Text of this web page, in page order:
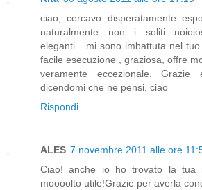
ciao, cercavo disperatamente
naturalmente non i soliti
eleganti....mi sono imbattuta nel
facile esecuzione , graziosa, offre
veramente eccezionale.
dicendomi che ne pensi. ciao
Rispondi
ALES 7 novembre 2011 alle ore
Ciao! anche io ho trovato la tua
moooolto utile!Grazie per averla